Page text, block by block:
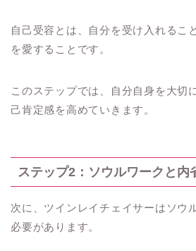
自己受容とは、自分を受け入れるこ
を愛することです。
このステップでは、自分自身を大切
己肯定感を高めていきます。
ステップ2：ソウルワークと内
次に、ツインレイチェイサーはソウ
必要があります。